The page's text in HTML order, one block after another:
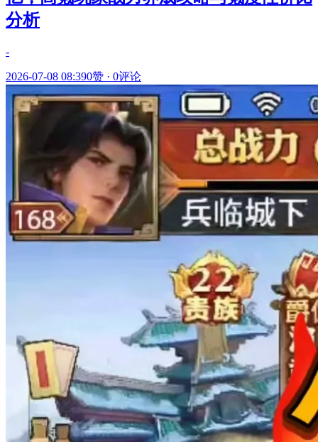
分析
-
2026-07-08 08:390赞 · 0评论